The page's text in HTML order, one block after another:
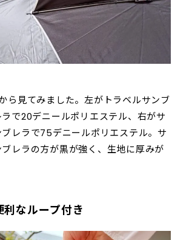
ら見てみました。左がトラベルサンブ
で20デニールポリエステル、右がサ
レラで75デニールポリエステル。サ
レラの方が黒が強く、生地に厚みが
なループ付き